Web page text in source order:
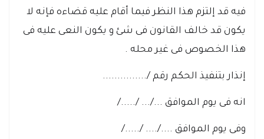
فيه قد إلتزم هذا النظر فيما أقام عليه قضاءه فإنه لا
يكون قد خالف القانون فى شئ و يكون النعى عليه فى
هذا الخصوص فى غير محله .
إنذار بتنفيذ الحكم رقم /...............
انه فى يوم الموافق .../... /...../
وفى يوم الموافق ..../.... /...../